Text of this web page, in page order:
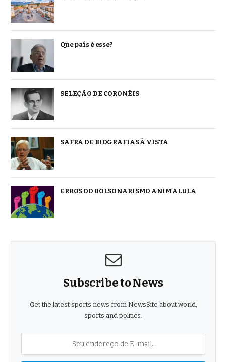
Que país é esse?
SELEÇÃO DE CORONÉIS
SAFRA DE BIOGRAFIAS À VISTA
ERROS DO BOLSONARISMO ANIMA LULA
Subscribe to News
Get the latest sports news from NewsSite about world,
sports and politics.